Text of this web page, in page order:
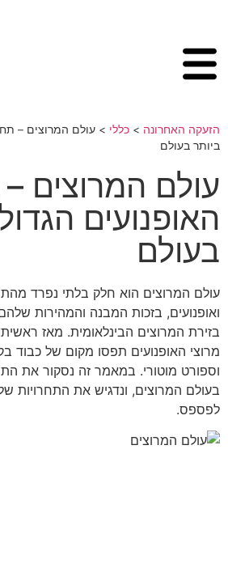
הזעקה האחרונה > כללי > עולם המרוצים –
ביותר בעולם
עולם המרוצים –
האופנועים
בעולם
עולם המרוצים הוא חלק בלתי נפרד
ואופנועים, בזכות המבנה והמהירות
בזירת המרוצים הבינלאומית. מאז
מרוצי האופנועים תפסו מקום של כבוד
וספורט מוטורי. במאמר זה נסקור את
בעולם המרוצים, ונדגיש את התחרויות
לפספס.